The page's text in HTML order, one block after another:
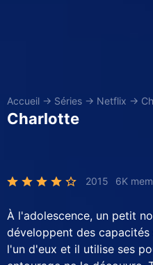
Accueil → Séries → Netflix →
Charlotte
2015 6K
À l'adolescence, un petit
développent des capacités
l'un d'eux et il utilise ses